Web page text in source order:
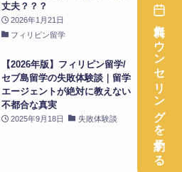
丈夫？？？
2026年1月21日
フィリピン留学
【2026年版】フィリピン留学/
セブ島留学の失敗体験談｜留学
エージェントが絶対に教えない
不都合な真実
2025年9月18日 失敗体験談 無料カウンセリングを予約する